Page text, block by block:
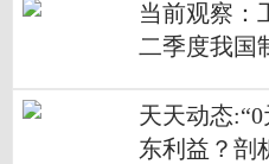
当前观察：
二季度我国
天天动态
东利益？剖